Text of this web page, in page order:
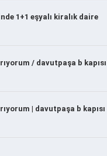
1+1 eşyalı kiralık daire
/ davutpaşa b kapısı
| davutpaşa b kapısı